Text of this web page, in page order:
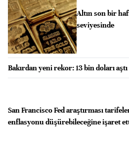
Altın son bir
seviyesinde
Bakırdan yeni rekor: 13 bin doları aştı
San Francisco Fed araştırması
enflasyonu düşürebileceğine işaret